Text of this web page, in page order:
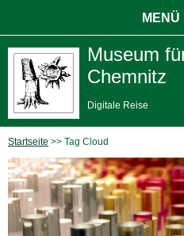
MENÜ
Museum
Chemnitz
Digitale Reise
Startseite Tag Cloud